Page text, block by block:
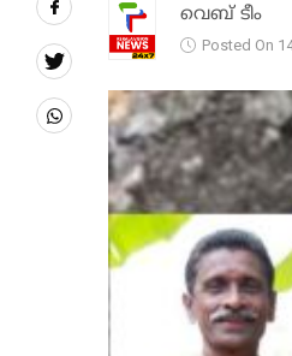
വെബ് ടീം
Posted On